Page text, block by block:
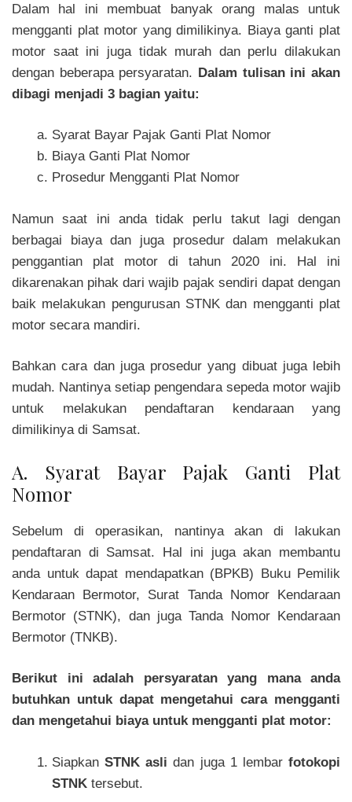
Dalam hal ini membuat banyak orang malas untuk
mengganti plat motor yang dimilikinya. Biaya ganti plat
motor saat ini juga tidak murah dan perlu dilakukan
dengan beberapa persyaratan. Dalam tulisan ini akan
dibagi menjadi 3 bagian yaitu:
Syarat Bayar Pajak Ganti Plat Nomor
Biaya Ganti Plat Nomor
Prosedur Mengganti Plat Nomor
Namun saat ini anda tidak perlu takut lagi dengan
berbagai biaya dan juga prosedur dalam melakukan
penggantian plat motor di tahun 2020 ini. Hal ini
dikarenakan pihak dari wajib pajak sendiri dapat dengan
baik melakukan pengurusan STNK dan mengganti plat
motor secara mandiri.
Bahkan cara dan juga prosedur yang dibuat juga lebih
mudah. Nantinya setiap pengendara sepeda motor wajib
untuk melakukan pendaftaran kendaraan yang
dimilikinya di Samsat.
A. Syarat Bayar Pajak Ganti Plat
Nomor
Sebelum di operasikan, nantinya akan di lakukan
pendaftaran di Samsat. Hal ini juga akan membantu
anda untuk dapat mendapatkan (BPKB) Buku Pemilik
Kendaraan Bermotor, Surat Tanda Nomor Kendaraan
Bermotor (STNK), dan juga Tanda Nomor Kendaraan
Bermotor (TNKB).
Berikut ini adalah persyaratan yang mana anda
butuhkan untuk dapat mengetahui cara mengganti
dan mengetahui biaya untuk mengganti plat motor:
SiapkanSTNK asli dan juga 1 lembarfotokopi
STNK tersebut.